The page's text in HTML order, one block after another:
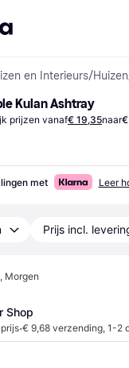
en Interieurs/Huizen
Kulan Ashtray
prijzen vanaf€ 19,35naar
met Leer
Prijs incl.
, Morgen
Shop
·€ 9,68 verzending, 1-2